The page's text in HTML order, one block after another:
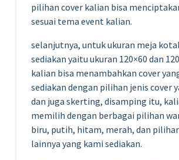
pilihan cover kalian bisa
sesuai tema event kalian.
selanjutnya, untuk ukuran meja
sediakan yaitu ukuran 120×60 dan
kalian bisa menambahkan cover
sediakan dengan pilihan jenis cover
dan juga skerting, disamping itu,
memilih dengan berbagai pilihan
biru, putih, hitam, merah, dan
lainnya yang kami sediakan.